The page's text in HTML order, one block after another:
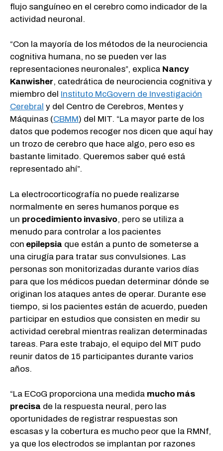
flujo sanguíneo en el cerebro como indicador de la
actividad neuronal.
“Con la mayoría de los métodos de la neurociencia
cognitiva humana, no se pueden ver las
representaciones neuronales”, explica Nancy
Kanwisher, catedrática de neurociencia cognitiva y
miembro del Instituto McGovern de Investigación
Cerebral y del Centro de Cerebros, Mentes y
Máquinas (CBMM) del MIT. “La mayor parte de los
datos que podemos recoger nos dicen que aquí hay
un trozo de cerebro que hace algo, pero eso es
bastante limitado. Queremos saber qué está
representado ahí”.
La electrocorticografía no puede realizarse
normalmente en seres humanos porque es
un procedimiento invasivo, pero se utiliza a
menudo para controlar a los pacientes
con epilepsia que están a punto de someterse a
una cirugía para tratar sus convulsiones. Las
personas son monitorizadas durante varios días
para que los médicos puedan determinar dónde se
originan los ataques antes de operar. Durante ese
tiempo, si los pacientes están de acuerdo, pueden
participar en estudios que consisten en medir su
actividad cerebral mientras realizan determinadas
tareas. Para este trabajo, el equipo del MIT pudo
reunir datos de 15 participantes durante varios
años.
“La ECoG proporciona una medida mucho más
precisa de la respuesta neural, pero las
oportunidades de registrar respuestas son
escasas y la cobertura es mucho peor que la RMNf,
ya que los electrodos se implantan por razones